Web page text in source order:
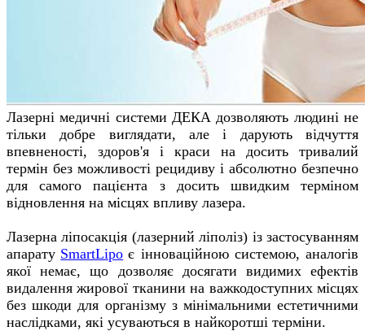
Лазерні медичні системи ДЕКА дозволяють людині не
тільки добре виглядати, але і дарують відчуття
впевненості, здоров'я і краси на досить тривалий
термін без можливості рецидиву і абсолютно безпечно
для самого пацієнта з досить швидким терміном
відновлення на місцях впливу лазера.
Лазерна ліпосакція (лазерний ліполіз) із застосуванням
апарату SmartLipo є інноваційною системою, аналогів
якої немає, що дозволяє досягати видимих ефектів
видалення жирової тканини на важкодоступних місцях
без шкоди для організму з мінімальними естетичними
наслідками, які усуваються в найкоротші терміни.